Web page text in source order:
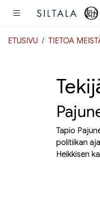
ETUSIVU TIETOA
Tapio
politiikan
Heikkisen